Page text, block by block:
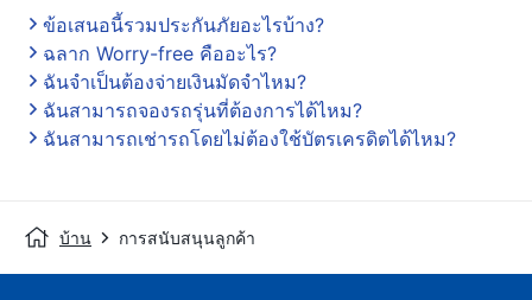
ข้อเสนอนี้รวมประกันภัยอะไรบ้าง?
ฉลาก Worry-free คืออะไร?
ฉันจำเป็นต้องจ่ายเงินมัดจำไหม?
ฉันสามารถจองรถรุ่นที่ต้องการได้ไหม?
ฉันสามารถเช่ารถโดยไม่ต้องใช้บัตรเครดิตได้ไหม?
บ้าน การสนับสนุนลูกค้า